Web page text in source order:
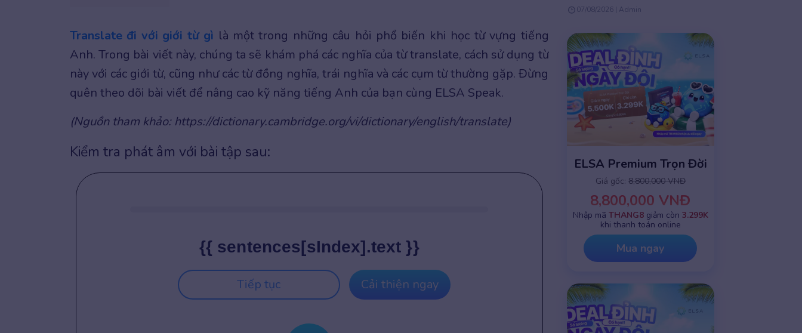
Translate đi với giới từ gì là một trong những câu hỏi phổ biến khi học từ vựng tiếng
Anh. Trong bài viết này, chúng ta sẽ khám phá các nghĩa của từ translate, cách sử dụng từ
này với các giới từ, cũng như các từ đồng nghĩa, trái nghĩa và các cụm từ thường gặp. Đừng
quên theo dõi bài viết để nâng cao kỹ năng tiếng Anh của bạn cùng ELSA Speak.
(Nguồn tham khảo: https://dictionary.cambridge.org/vi/dictionary/english/translate)
Kiểm tra phát âm với bài tập sau:
{{ sentences[sIndex].text }}
Tiếp tục Cải thiện ngay
07/08/2026 | Admin
ELSA Premium Trọn Đời
Giá gốc: 8,800,000 VNĐ
8,800,000 VNĐ
Nhập mã THANG8giảm còn 3.299K
khi thanh toán online
Mua ngay